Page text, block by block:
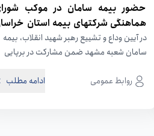
حضور بیمه سامان در موکب
هماهنگی شرکتهای بیمه استان
رضوی ، همراه زائران و عزاداران مراسم
تشییع رهبر شهید انقلاب
در آیین وداع و تشییع رهبر شهید انقلاب، بیمه
سامان شعبه مشهد ضمن مشارکت در برپایی
روابط عمومی
ادامه مطلب